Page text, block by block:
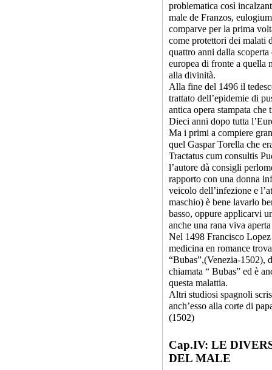
problematica così
male de Franzos,
comparve per la prima
come protettori dei malati
quattro anni dalla
europea di fronte a quella
alla divinità.
Alla fine del 1496 il
trattato dell’epidemie di
antica opera stampata
Dieci anni dopo tutta
Ma i primi a compiere
quel Gaspar Torella che
Tractatus cum consultis
l’autore dà consigli
rapporto con una donna
veicolo dell’infezione e
maschio) è bene lavarlo
basso, oppure applicarvi
anche una rana viva
Nel 1498 Francisco
medicina en romance
“Bubas”,(Venezia-1502),
chiamata “ Bubas” ed è
questa malattia.
Altri studiosi spagnoli
anch’esso alla corte di
(1502)
Cap.IV: LE
DEL MALE